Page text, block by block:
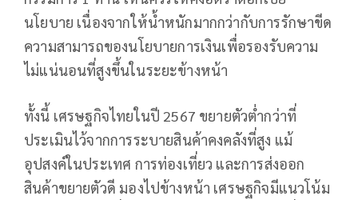
นโยบาย เนื่องจากให้น้ำหนักมากกว่ากับการรักษาขีด
ความสามารถของนโยบายการเงินเพื่อรองรับความ
ไม่แน่นอนที่สูงขึ้นในระยะข้างหน้า
ทั้งนี้ เศรษฐกิจไทยในปี 2567 ขยายตัวต่ำกว่าที่
ประเมินไว้จากการระบายสินค้าคงคลังที่สูง แม้
อุปสงค์ในประเทศ การท่องเที่ยว และการส่งออก
สินค้าขยายตัวดี มองไปข้างหน้า เศรษฐกิจมีแนวโน้ม